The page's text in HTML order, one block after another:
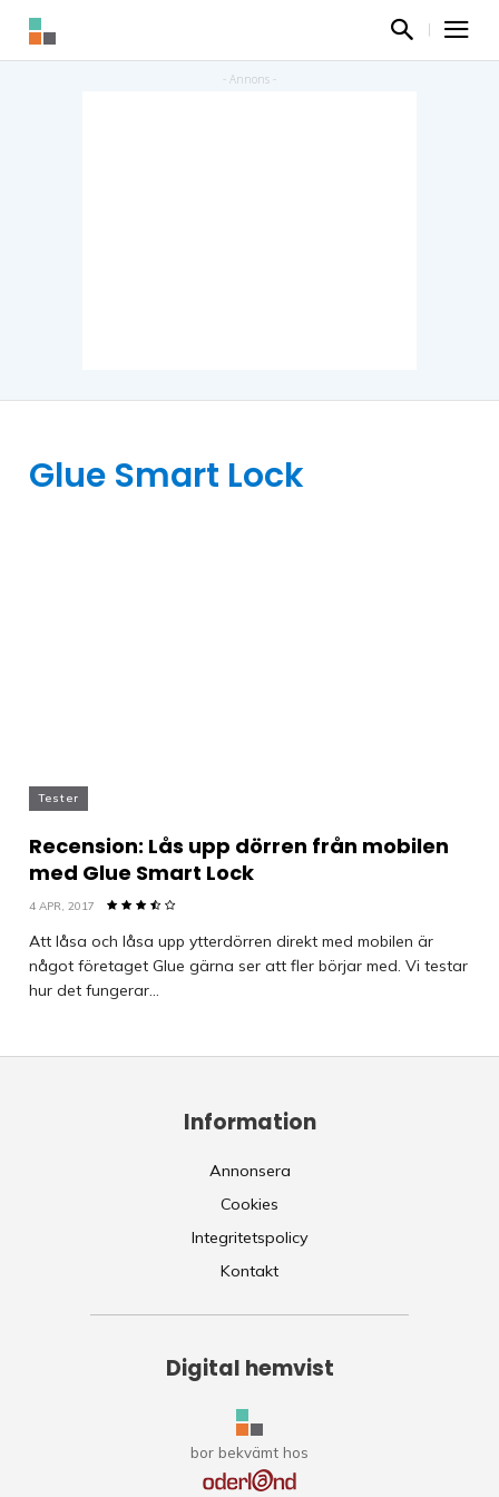
Glue Smart Lock
Tester
Recension: Lås upp dörren från mobilen
med Glue Smart Lock
4 APR, 2017
Att låsa och låsa upp ytterdörren direkt med mobilen är
något företaget Glue gärna ser att fler börjar med. Vi testar
hur det fungerar...
Information
Annonsera
Cookies
Integritetspolicy
Kontakt
Digital hemvist
bor bekvämt hos